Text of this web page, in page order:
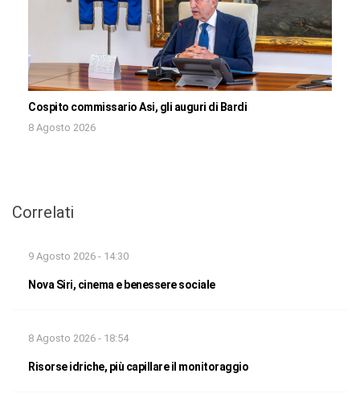
Cospito commissario Asi, gli auguri di Bardi
8 Agosto 2026
Correlati
9 Agosto 2026 - 14:30
Nova Siri, cinema e benessere sociale
8 Agosto 2026 - 18:54
Risorse idriche, più capillare il monitoraggio